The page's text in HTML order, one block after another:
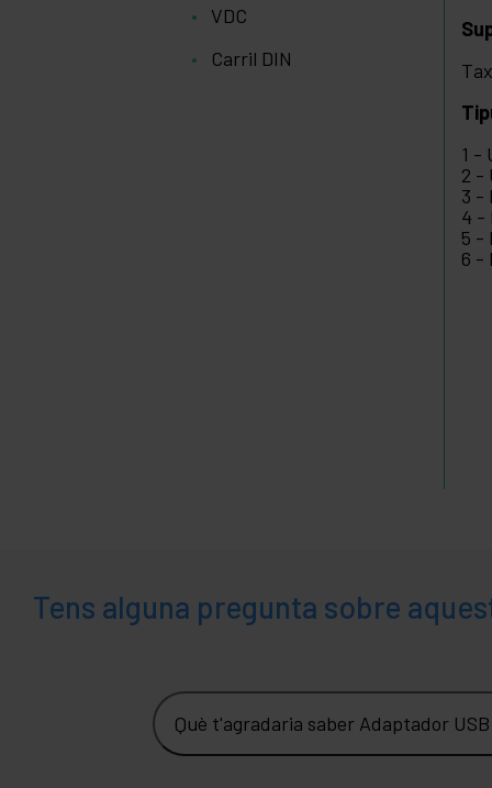
VDC
Carril DIN
1 -
2 -
3 -
4 -
5 -
6 -
Tens alguna pregunta sobre
Què t'agradaria saber Adaptador